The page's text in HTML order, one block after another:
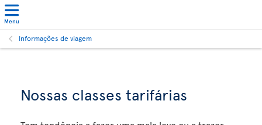
Menu
Informações de viagem
Nossas classes tarifárias